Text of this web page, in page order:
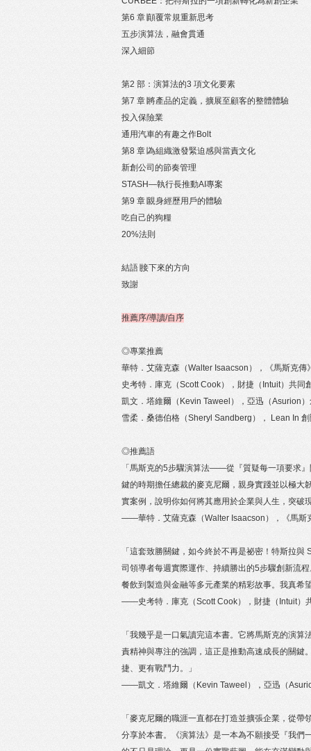
第6 章∣顛覆常規重新思考
五步演算法，融會貫通
深入細節
第2 部：演算法的3 項文化要素
第7 章∣將產品的定義，擴展至顧客的整體體驗
投入保險業
通用汽車的有趣之作Bolt
第8 章∣為組織激發緊迫感與當責文化
新創公司的節奏管理
STASH—執行長推動AI專案
第9 章∣親身經歷用戶的體驗
吃自己的狗糧
20%法則
結語∣接下來的方向
致謝
推薦序/導讀/自序
◎專業推薦
華特．艾薩克森（Walter Isaacson），《馬斯克傳
史考特．庫克（Scott Cook），財捷（Intuit）共同
凱文．塔維爾（Kevin Taweel），亞迅（Asurion
雪柔．桑德伯格（Sheryl Sandberg）， Lean In
◎推薦語
「馬斯克的5步驟演算法——從『質疑每一項要求
鍵的時期擔任總裁的麥克尼爾，親身實踐並以極大
實案例，說明你如何將其應用於企業與人生，突破
——華特．艾薩克森（Walter Isaacson），《馬斯
「這套致勝關鍵，如今終於不再是祕密！特斯拉
司領導者每週實際運作、持續勝出的5步驟創新流
餐飲到製造與金融等多元產業的精彩故事。我真希
——史考特．庫克（Scott Cook），財捷（Intuit）
「我幾乎是一口氣讀完這本書。它將馬斯克的演
責精神與專注的強調，這正是推動高速成長的關鍵
捷、更有戰鬥力。」
——凱文．塔維爾（Kevin Taweel），亞迅（
「麥克尼爾的職涯一直都在打造並擴張企業，從
分享於本書。《演算法》是一本為不願接受『我們